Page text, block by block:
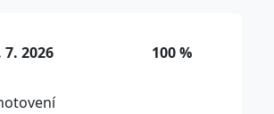
2026 100 %